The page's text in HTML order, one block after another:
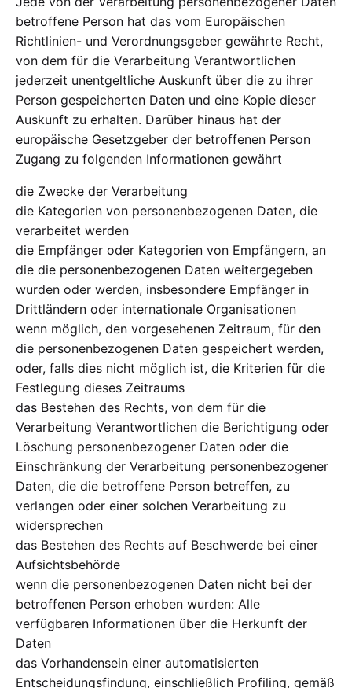
betroffene Person hat das vom Europäischen
Richtlinien- und Verordnungsgeber gewährte Recht,
von dem für die Verarbeitung Verantwortlichen
jederzeit unentgeltliche Auskunft über die zu ihrer
Person gespeicherten Daten und eine Kopie dieser
Auskunft zu erhalten. Darüber hinaus hat der
europäische Gesetzgeber der betroffenen Person
Zugang zu folgenden Informationen gewährt
die Zwecke der Verarbeitung
die Kategorien von personenbezogenen Daten, die
verarbeitet werden
die Empfänger oder Kategorien von Empfängern, an
die die personenbezogenen Daten weitergegeben
wurden oder werden, insbesondere Empfänger in
Drittländern oder internationale Organisationen
wenn möglich, den vorgesehenen Zeitraum, für den
die personenbezogenen Daten gespeichert werden,
oder, falls dies nicht möglich ist, die Kriterien für die
Festlegung dieses Zeitraums
das Bestehen des Rechts, von dem für die
Verarbeitung Verantwortlichen die Berichtigung oder
Löschung personenbezogener Daten oder die
Einschränkung der Verarbeitung personenbezogener
Daten, die die betroffene Person betreffen, zu
verlangen oder einer solchen Verarbeitung zu
widersprechen
das Bestehen des Rechts auf Beschwerde bei einer
Aufsichtsbehörde
wenn die personenbezogenen Daten nicht bei der
betroffenen Person erhoben wurden: Alle
verfügbaren Informationen über die Herkunft der
Daten
das Vorhandensein einer automatisierten
Entscheidungsfindung, einschließlich Profiling, gemäß